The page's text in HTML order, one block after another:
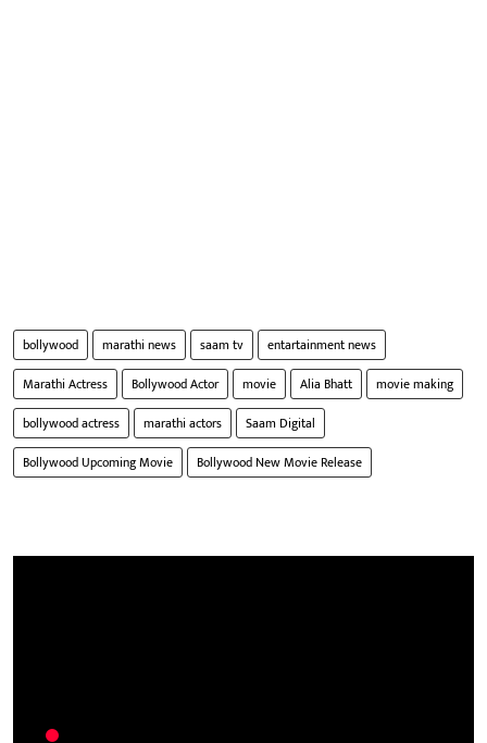
bollywood marathi news saam tv
entartainment news
Marathi Actress
Bollywood Actor movie Alia Bhatt
movie making
bollywood actress
marathi actors
Saam Digital
Bollywood Upcoming Movie
Bollywood New Movie Release